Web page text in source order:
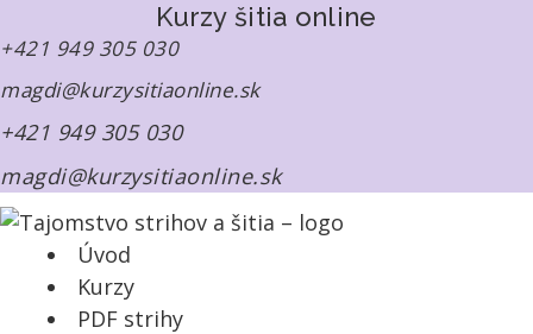
Kurzy šitia online
+421 949 305 030
magdi@kurzysitiaonline.sk
+421 949 305 030
magdi@kurzysitiaonline.sk
Úvod
Kurzy
PDF strihy